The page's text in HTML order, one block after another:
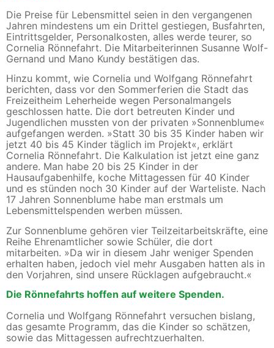
Die Preise für Lebensmittel seien in den vergangenen
Jahren mindestens um ein Drittel gestiegen, Busfahrten,
Eintrittsgelder, Personalkosten, alles werde teurer, so
Cornelia Rönnefahrt. Die Mitarbeiterinnen Susanne Wolf-
Gernand und Mano Kundy bestätigen das.
Hinzu kommt, wie Cornelia und Wolfgang Rönnefahrt
berichten, dass vor den Sommerferien die Stadt das
Freizeitheim Leherheide wegen Personalmangels
geschlossen hatte. Die dort betreuten Kinder und
Jugendlichen mussten von der privaten »Sonnenblume«
aufgefangen werden. »Statt 30 bis 35 Kinder haben wir
jetzt 40 bis 45 Kinder täglich im Projekt«, erklärt
Cornelia Rönnefahrt. Die Kalkulation ist jetzt eine ganz
andere. Man habe 20 bis 25 Kinder in der
Hausaufgabenhilfe, koche Mittagessen für 40 Kinder
und es stünden noch 30 Kinder auf der Warteliste. Nach
17 Jahren Sonnenblume habe man erstmals um
Lebensmittelspenden werben müssen.
Zur Sonnenblume gehören vier Teilzeitarbeitskräfte, eine
Reihe Ehrenamtlicher sowie Schüler, die dort
mitarbeiten. »Da wir in diesem Jahr weniger Spenden
erhalten haben, jedoch viel mehr Ausgaben hatten als in
den Vorjahren, sind unsere Rücklagen aufgebraucht.«
Die Rönnefahrts hoffen auf weitere Spenden.
Cornelia und Wolfgang Rönnefahrt versuchen bislang,
das gesamte Programm, das die Kinder so schätzen,
sowie das Mittagessen aufrechtzuerhalten.